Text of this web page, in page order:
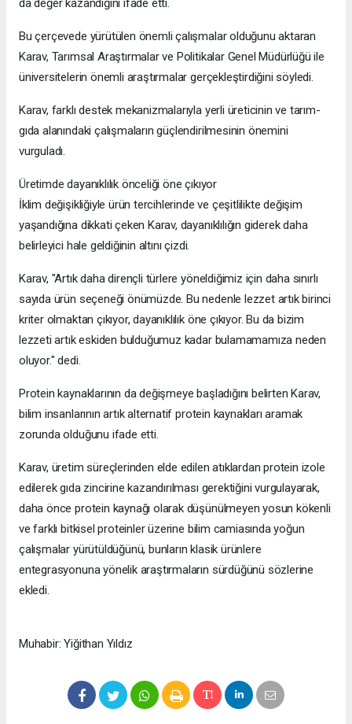
da değer kazandığını ifade etti.
Bu çerçevede yürütülen önemli çalışmalar olduğunu aktaran
Karav, Tarımsal Araştırmalar ve Politikalar Genel Müdürlüğü ile
üniversitelerin önemli araştırmalar gerçekleştirdiğini söyledi.
Karav, farklı destek mekanizmalarıyla yerli üreticinin ve tarım-
gıda alanındaki çalışmaların güçlendirilmesinin önemini
vurguladı.
Üretimde dayanıklılık önceliği öne çıkıyor
İklim değişikliğiyle ürün tercihlerinde ve çeşitlilikte değişim
yaşandığına dikkati çeken Karav, dayanıklılığın giderek daha
belirleyici hale geldiğinin altını çizdi.
Karav, "Artık daha dirençli türlere yöneldiğimiz için daha sınırlı
sayıda ürün seçeneği önümüzde. Bu nedenle lezzet artık birinci
kriter olmaktan çıkıyor, dayanıklılık öne çıkıyor. Bu da bizim
lezzeti artık eskiden bulduğumuz kadar bulamamamıza neden
oluyor." dedi.
Protein kaynaklarının da değişmeye başladığını belirten Karav,
bilim insanlarının artık alternatif protein kaynakları aramak
zorunda olduğunu ifade etti.
Karav, üretim süreçlerinden elde edilen atıklardan protein izole
edilerek gıda zincirine kazandırılması gerektiğini vurgulayarak,
daha önce protein kaynağı olarak düşünülmeyen yosun kökenli
ve farklı bitkisel proteinler üzerine bilim camiasında yoğun
çalışmalar yürütüldüğünü, bunların klasik ürünlere
entegrasyonuna yönelik araştırmaların sürdüğünü sözlerine
ekledi.
Muhabir: Yiğithan Yıldız